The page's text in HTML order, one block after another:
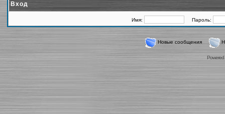
Вход
Имя: Пароль:
Новые сообщения